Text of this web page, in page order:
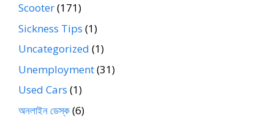
Scooter(171)
Sickness Tips (1)
Uncategorized (1)
Unemployment(31)
Used Cars (1)
অনলাইন ডেস্ক(6)